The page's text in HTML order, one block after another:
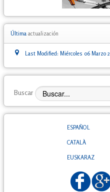
Última actualización
Last Modified: Miércoles 06 Marzo
Buscar
ESPAÑOL
CATALÀ
EUSKARAZ